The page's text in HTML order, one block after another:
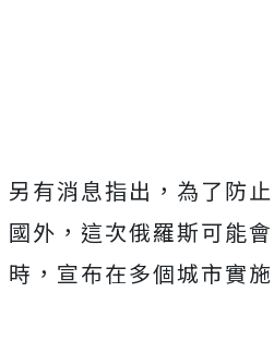
另有消息指出，為了防
國外，這次俄羅斯可能
時，宣布在多個城市實施